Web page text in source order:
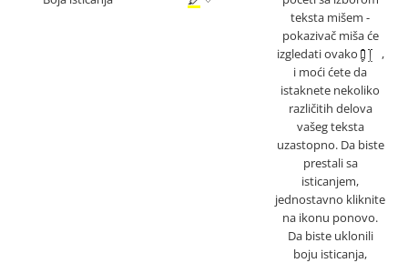
teksta mišem -
pokazivač miša će
izgledati ovako
,
i moći ćete da
istaknete nekoliko
različitih delova
vašeg teksta
uzastopno. Da biste
prestali sa
isticanjem,
jednostavno kliknite
na ikonu ponovo.
Da biste uklonili
boju isticanja,